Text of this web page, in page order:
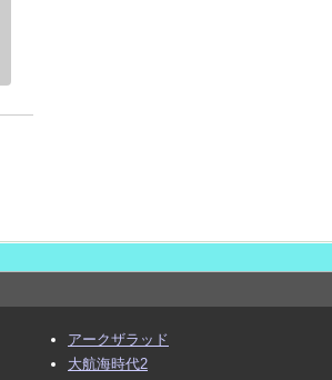
アークザラッド
大航海時代2